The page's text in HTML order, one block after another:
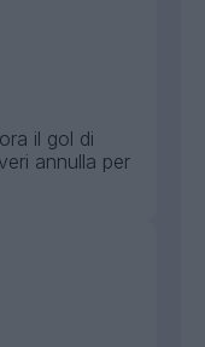
il gol di
annulla per